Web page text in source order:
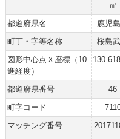
㎡
都道府県名
鹿児
町丁・字等名称
桜島
図形中心点Ｘ座標（10
進経度）
都道府県番号 46
町字コード
マッチング番号